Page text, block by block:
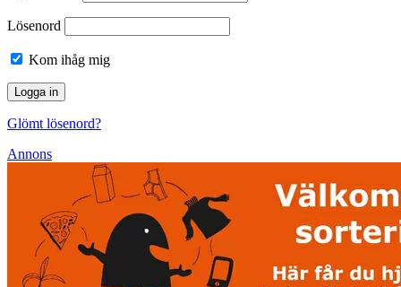
Lösenord
Kom ihåg mig
Glömt lösenord?
Annons